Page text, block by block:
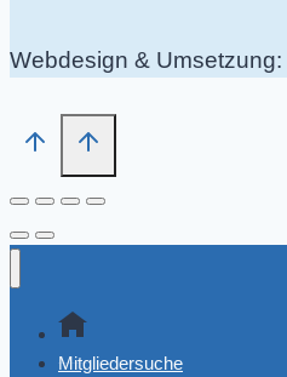
Webdesign & Umsetzung:
Mitgliedersuche